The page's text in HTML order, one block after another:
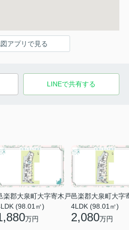
アプリで見る
LINEで共有する
楽郡大泉町大字寄木戸
(98.01㎡)
万円
邑楽郡大泉町大字
4LDK (98.01㎡)
2,080万円